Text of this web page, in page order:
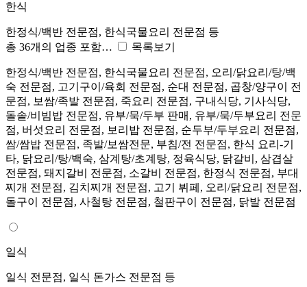
한식
한정식/백반 전문점, 한식국물요리 전문점 등
총 36개의 업종 포함…
목록보기
한정식/백반 전문점, 한식국물요리 전문점, 오리/닭요리/탕/백
숙 전문점, 고기구이/육회 전문점, 순대 전문점, 곱창/양구이 전
문점, 보쌈/족발 전문점, 죽요리 전문점, 구내식당, 기사식당,
돌솥/비빔밥 전문점, 유부/묵/두부 판매, 유부/묵/두부요리 전문
점, 버섯요리 전문점, 보리밥 전문점, 순두부/두부요리 전문점,
쌈/쌈밥 전문점, 족발/보쌈전문, 부침/전 전문점, 한식 요리-기
타, 닭요리/탕/백숙, 삼계탕/초계탕, 정육식당, 닭갈비, 삼겹살
전문점, 돼지갈비 전문점, 소갈비 전문점, 한정식 전문점, 부대
찌개 전문점, 김치찌개 전문점, 고기 뷔페, 오리/닭요리 전문점,
돌구이 전문점, 사철탕 전문점, 철판구이 전문점, 닭발 전문점
일식
일식 전문점, 일식 돈가스 전문점 등